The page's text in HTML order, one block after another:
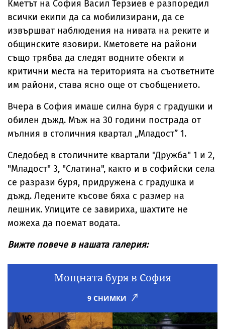
Кметът на София Васил Терзиев е разпоредил
всички екипи да са мобилизирани, да се
извършват наблюдения на нивата на реките и
общинските язовири. Кметовете на райони
също трябва да следят водните обекти и
критични места на територията на съответните
им райони, става ясно още от съобщението.
Вчера в София имаше силна буря с градушки и
обилен дъжд. Мъж на 30 години пострада от
мълния в столичния квартал „Младост” 1.
Следобед в столичните квартали "Дружба" 1 и 2,
"Младост" 3, "Слатина", както и в софийски села
се разрази буря, придружена с градушка и
дъжд. Ледените късове бяха с размер на
лешник. Улиците се завириха, шахтите не
можеха да поемат водата.
Вижте повече в нашата галерия:
Мощната буря в София
9 СНИМКИ